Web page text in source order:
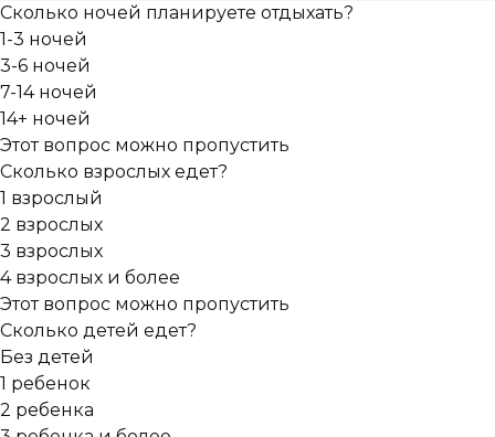
Сколько ночей планируете отдыхать?
1-3 ночей
3-6 ночей
7-14 ночей
14+ ночей
Этот вопрос можно пропустить
Сколько взрослых едет?
1 взрослый
2 взрослых
3 взрослых
4 взрослых и более
Этот вопрос можно пропустить
Сколько детей едет?
Без детей
1 ребенок
2 ребенка